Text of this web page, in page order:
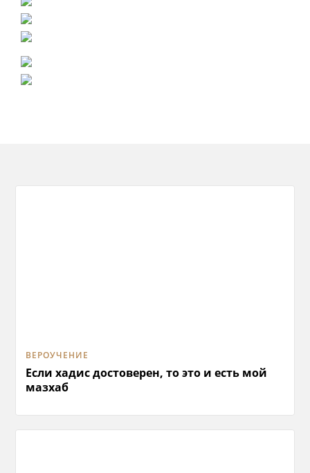
ВЕРОУЧЕНИЕ
Если хадис достоверен, то это и есть мой
мазхаб